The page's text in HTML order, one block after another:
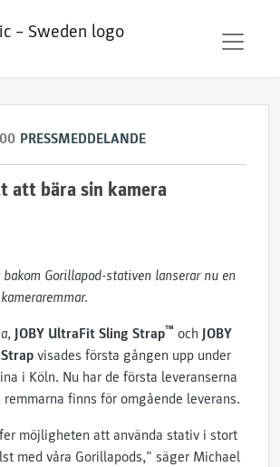
PRESSMEDDELANDE
att bära sin kamera
bakom Gorillapod-stativen lanserar nu en
JOBY UltraFit Sling Strap™ och JOBY
visades första gången upp under
i Köln. Nu har de första leveranserna
finns för omgående leverans.
möjligheten att använda stativ i stort
med våra Gorillapods,” säger Michael